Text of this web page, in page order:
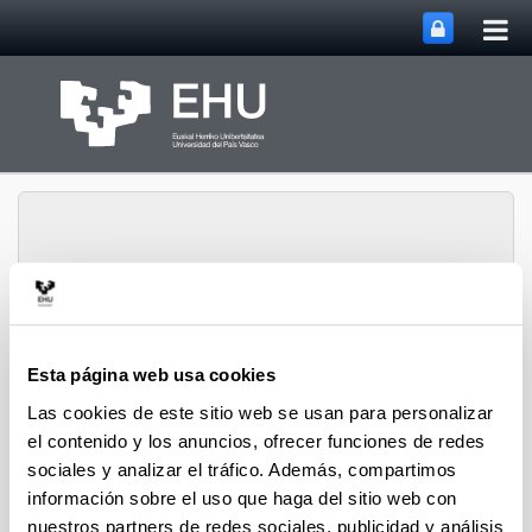
Esta página web usa cookies
Las cookies de este sitio web se usan para personalizar
el contenido y los anuncios, ofrecer funciones de redes
sociales y analizar el tráfico. Además, compartimos
información sobre el uso que haga del sitio web con
nuestros partners de redes sociales, publicidad y análisis
Vicerrectorado de
Investigación